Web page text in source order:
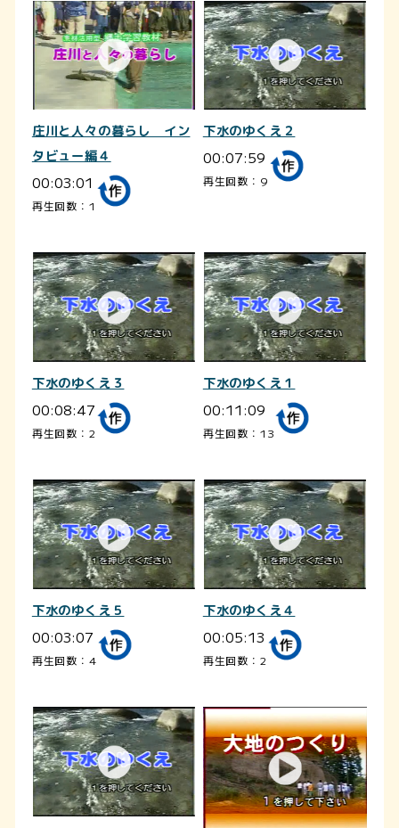
庄川と人々の暮らし イン
タビュー編４
00:03:01
再生回数：1
下水のゆくえ２
00:07:59
再生回数：9
下水のゆくえ３
00:08:47
再生回数：2
下水のゆくえ１
00:11:09
再生回数：13
下水のゆくえ５
00:03:07
再生回数：4
下水のゆくえ４
00:05:13
再生回数：2